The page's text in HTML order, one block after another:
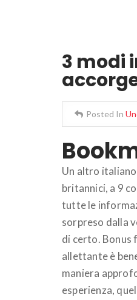
3 modi
Posted In
Un altro
britannici, a 9
tutte le
sorpreso dalla
di certo. Bonus
allettante è
maniera
esperienza,